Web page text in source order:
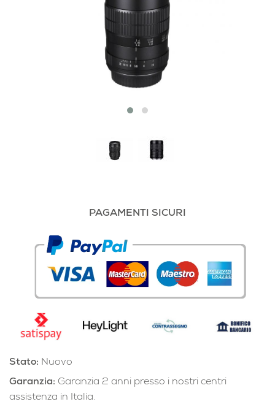
PAGAMENTI SICURI
Stato: Nuovo
Garanzia: Garanzia 2 anni presso i nostri centri
assistenza in Italia.